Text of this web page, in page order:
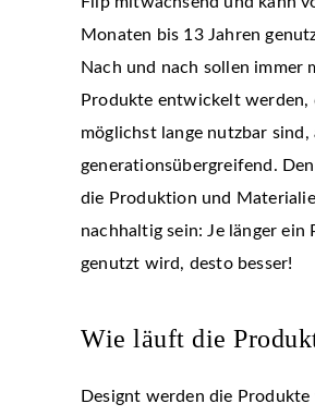
Monaten bis 13 Jahren
Nach und nach sollen immer
Produkte entwickelt werden,
möglichst lange nutzbar sind,
generationsübergreifend.
die Produktion und
nachhaltig sein: Je länger ein
genutzt wird, desto besser!
Wie läuft die
Designt werden die Produkte